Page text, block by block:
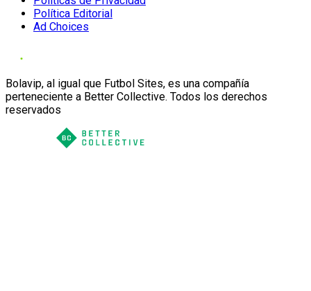
Política Editorial
Ad Choices
Bolavip, al igual que Futbol Sites, es una compañía
perteneciente a Better Collective. Todos los derechos
reservados